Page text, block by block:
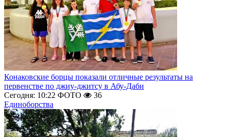
Конаковские борцы показали отличные результаты на
первенстве по джиу-джитсу в Абу-Даби
Сегодня: 10:22 ФОТО
36
Единоборства